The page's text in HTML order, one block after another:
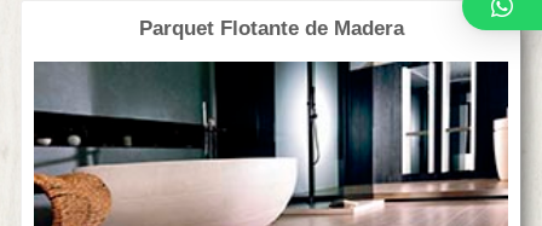
Parquet Flotante de Madera